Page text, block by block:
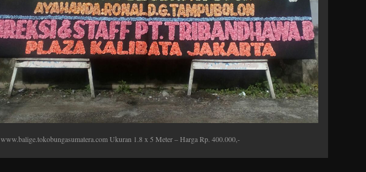
www.balige.tokobungasumatera.com Ukuran 1.8 x 5 Meter – Harga Rp. 400.000,-